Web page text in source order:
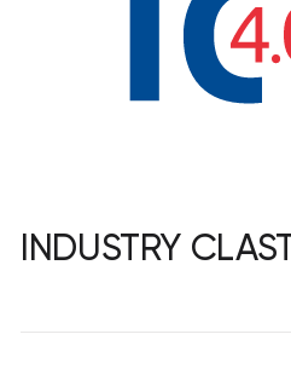
INDUSTRY